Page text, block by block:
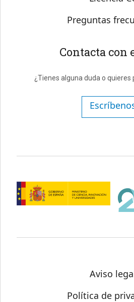
Preguntas
Contacta con
¿Tienes alguna duda o quieres
Aviso
Política de